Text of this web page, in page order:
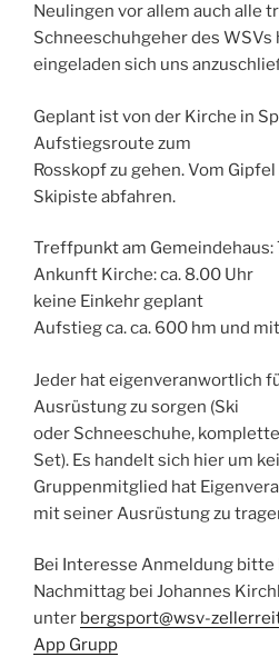
Neulingen vor allem auch alle
Schneeschuhgeher des WSVs
eingeladen sich uns
Geplant ist von der Kirche in
Aufstiegsroute zum
Rosskopf zu gehen. Vom
Skipiste abfahren.
Treffpunkt am Gemeindehaus:
Ankunft Kirche: ca. 8.00 Uhr
keine Einkehr geplant
Aufstieg ca. ca. 600 hm und
Jeder hat eigenveranwortlich
Ausrüstung zu sorgen (Ski
oder Schneeschuhe,
Set). Es handelt sich hier um
Gruppenmitglied hat
mit seiner Ausrüstung zu
Bei Interesse Anmeldung bitte
Nachmittag bei Johannes
unter bergsport@wsv-
App Grupp